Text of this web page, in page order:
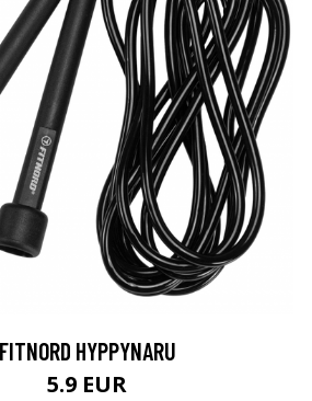
FITNORD HYPPYNARU
5.9 EUR